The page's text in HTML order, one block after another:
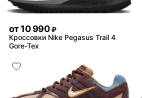
от10 990 ₽
Кроссовки Nike Pegasus Trail 4
Gore-Tex